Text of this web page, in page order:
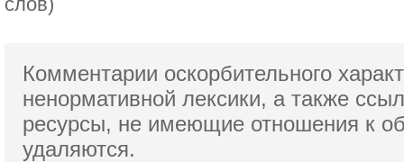
Комментарии оскорбительного
ненормативной лексики, а также
ресурсы, не имеющие отношения к
удаляются.